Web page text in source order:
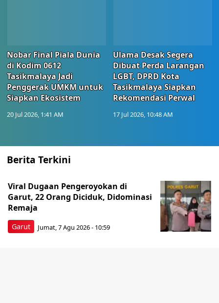
Nobar Final Piala Dunia
di Kodim 0612
Tasikmalaya Jadi
Penggerak UMKM untuk
Siapkan Ekosistem
20 Jul 2026, 1:41 AM
Ulama Desak Segera
Dibuat Perda Larangan
LGBT, DPRD Kota
Tasikmalaya Siapkan
Rekomendasi Perwal
17 Jul 2026, 10:48 AM
Berita Terkini
Garut
Viral Dugaan Pengeroyokan di
Garut, 22 Orang Diciduk, Didominasi
Remaja
Jumat, 7 Agu 2026 - 10:59